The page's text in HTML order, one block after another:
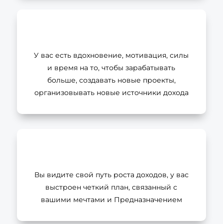
У вас есть вдохновение, мотивация, силы
и время на то, чтобы зарабатывать
больше, создавать новые проекты,
организовывать новые источники дохода
Вы видите свой путь роста доходов, у вас
выстроен четкий план, связанный с
вашими мечтами и Предназначением